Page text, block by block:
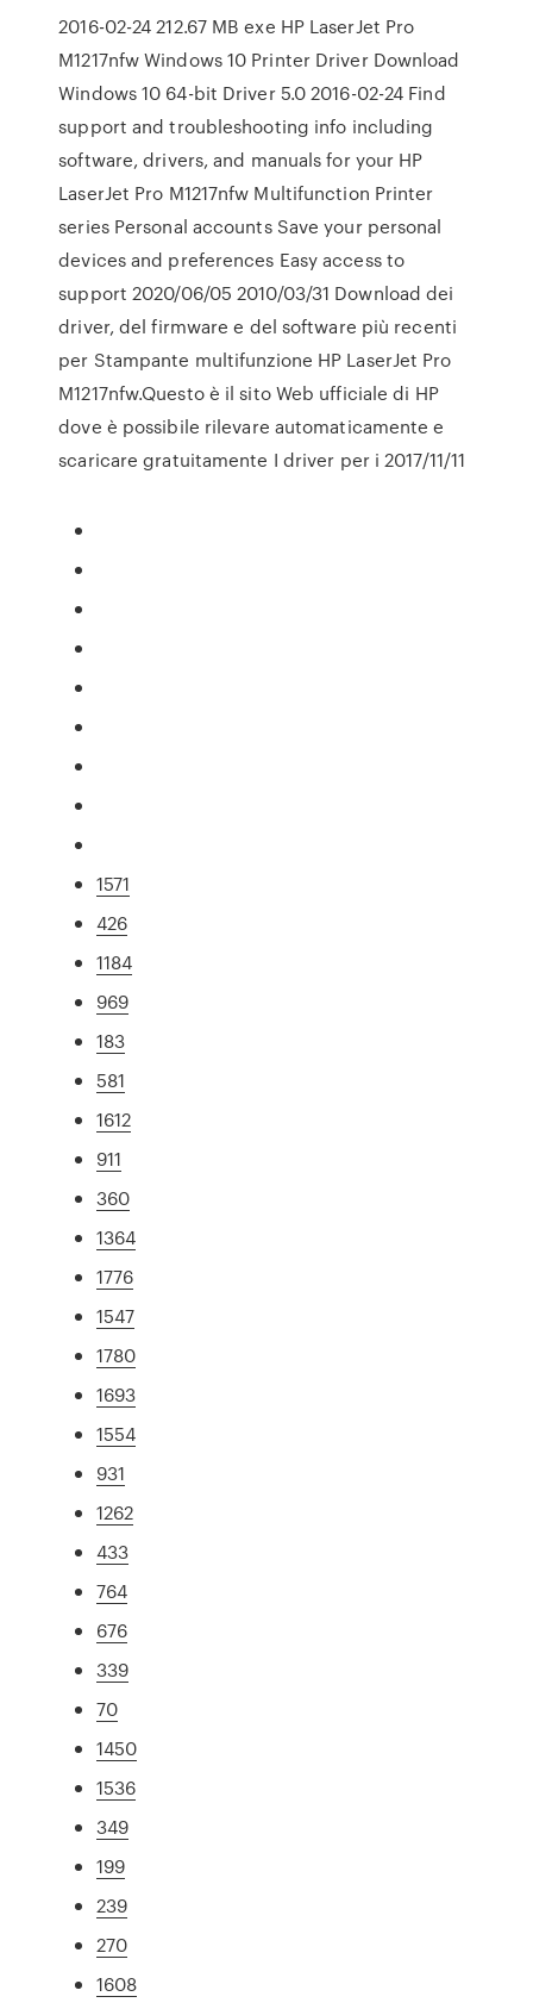
2016-02-24 212.67 MB exe HP LaserJet Pro
M1217nfw Windows 10 Printer Driver Download
Windows 10 64-bit Driver 5.0 2016-02-24 Find
support and troubleshooting info including
software, drivers, and manuals for your HP
LaserJet Pro M1217nfw Multifunction Printer
series Personal accounts Save your personal
devices and preferences Easy access to
support 2020/06/05 2010/03/31 Download dei
driver, del firmware e del software più recenti
per Stampante multifunzione HP LaserJet Pro
M1217nfw.Questo è il sito Web ufficiale di HP
dove è possibile rilevare automaticamente e
scaricare gratuitamente I driver per i 2017/11/11
1571
426
1184
969
183
581
1612
911
360
1364
1776
1547
1780
1693
1554
931
1262
433
764
676
339
70
1450
1536
349
199
239
270
1608